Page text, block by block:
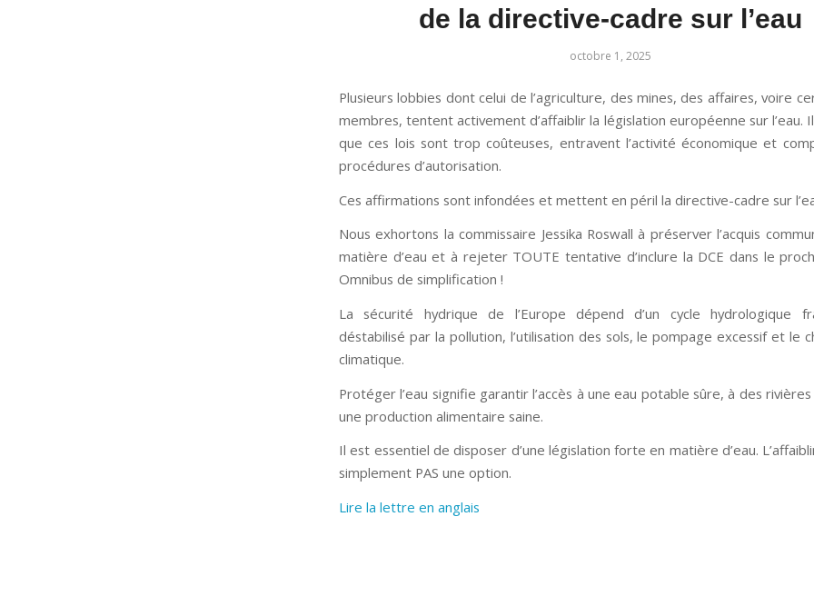
de la directive-cadre sur l’eau
octobre 1, 2025
Plusieurs lobbies dont celui de l’agriculture, des mines, des affaires, voire
membres, tentent activement d’affaiblir la législation européenne sur l’eau.
que ces lois sont trop coûteuses, entravent l’activité économique et
procédures d’autorisation.
Ces affirmations sont infondées et mettent en péril la directive-cadre sur
Nous exhortons la commissaire Jessika Roswall à préserver l’acquis
matière d’eau et à rejeter TOUTE tentative d’inclure la DCE dans le
Omnibus de simplification !
La sécurité hydrique de l’Europe dépend d’un cycle hydrologique
déstabilisé par la pollution, l’utilisation des sols, le pompage excessif et le
climatique.
Protéger l’eau signifie garantir l’accès à une eau potable sûre, à des
une production alimentaire saine.
Il est essentiel de disposer d’une législation forte en matière d’eau.
simplement PAS une option.
Lire la lettre en anglais